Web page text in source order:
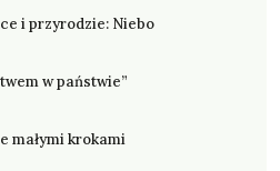
i przyrodzie: Niebo
w państwie”
małymi krokami